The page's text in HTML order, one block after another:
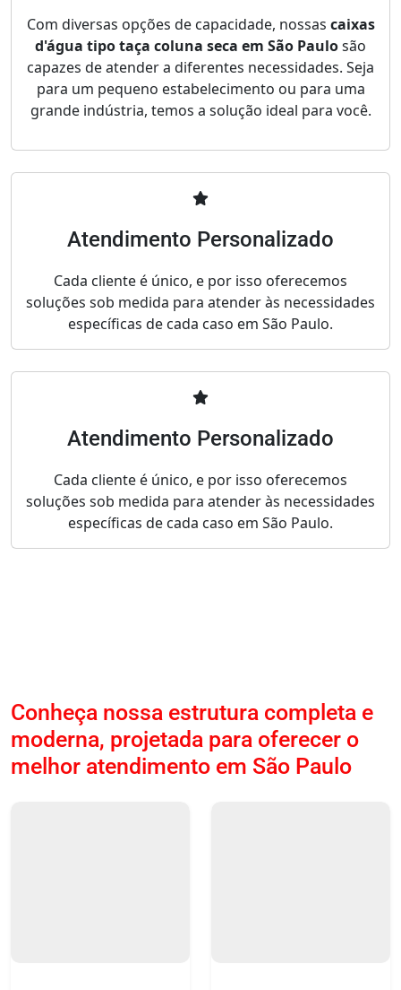
Com diversas opções de capacidade, nossas caixas
d'água tipo taça coluna seca em São Paulosão
capazes de atender a diferentes necessidades. Seja
para um pequeno estabelecimento ou para uma
grande indústria, temos a solução ideal para você.
Atendimento Personalizado
Cada cliente é único, e por isso oferecemos
soluções sob medida para atender às necessidades
específicas de cada caso em São Paulo.
Atendimento Personalizado
Cada cliente é único, e por isso oferecemos
soluções sob medida para atender às necessidades
específicas de cada caso em São Paulo.
Conheça nossa estrutura completa e
moderna, projetada para oferecer o
melhor atendimento em São Paulo